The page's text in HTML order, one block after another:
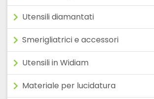
Utensili diamantati
Smerigliatrici e accessori
Utensili in Widiam
Materiale per lucidatura